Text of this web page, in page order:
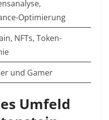
Optimierung
NFTs, Token-
und Gamer
Umfeld